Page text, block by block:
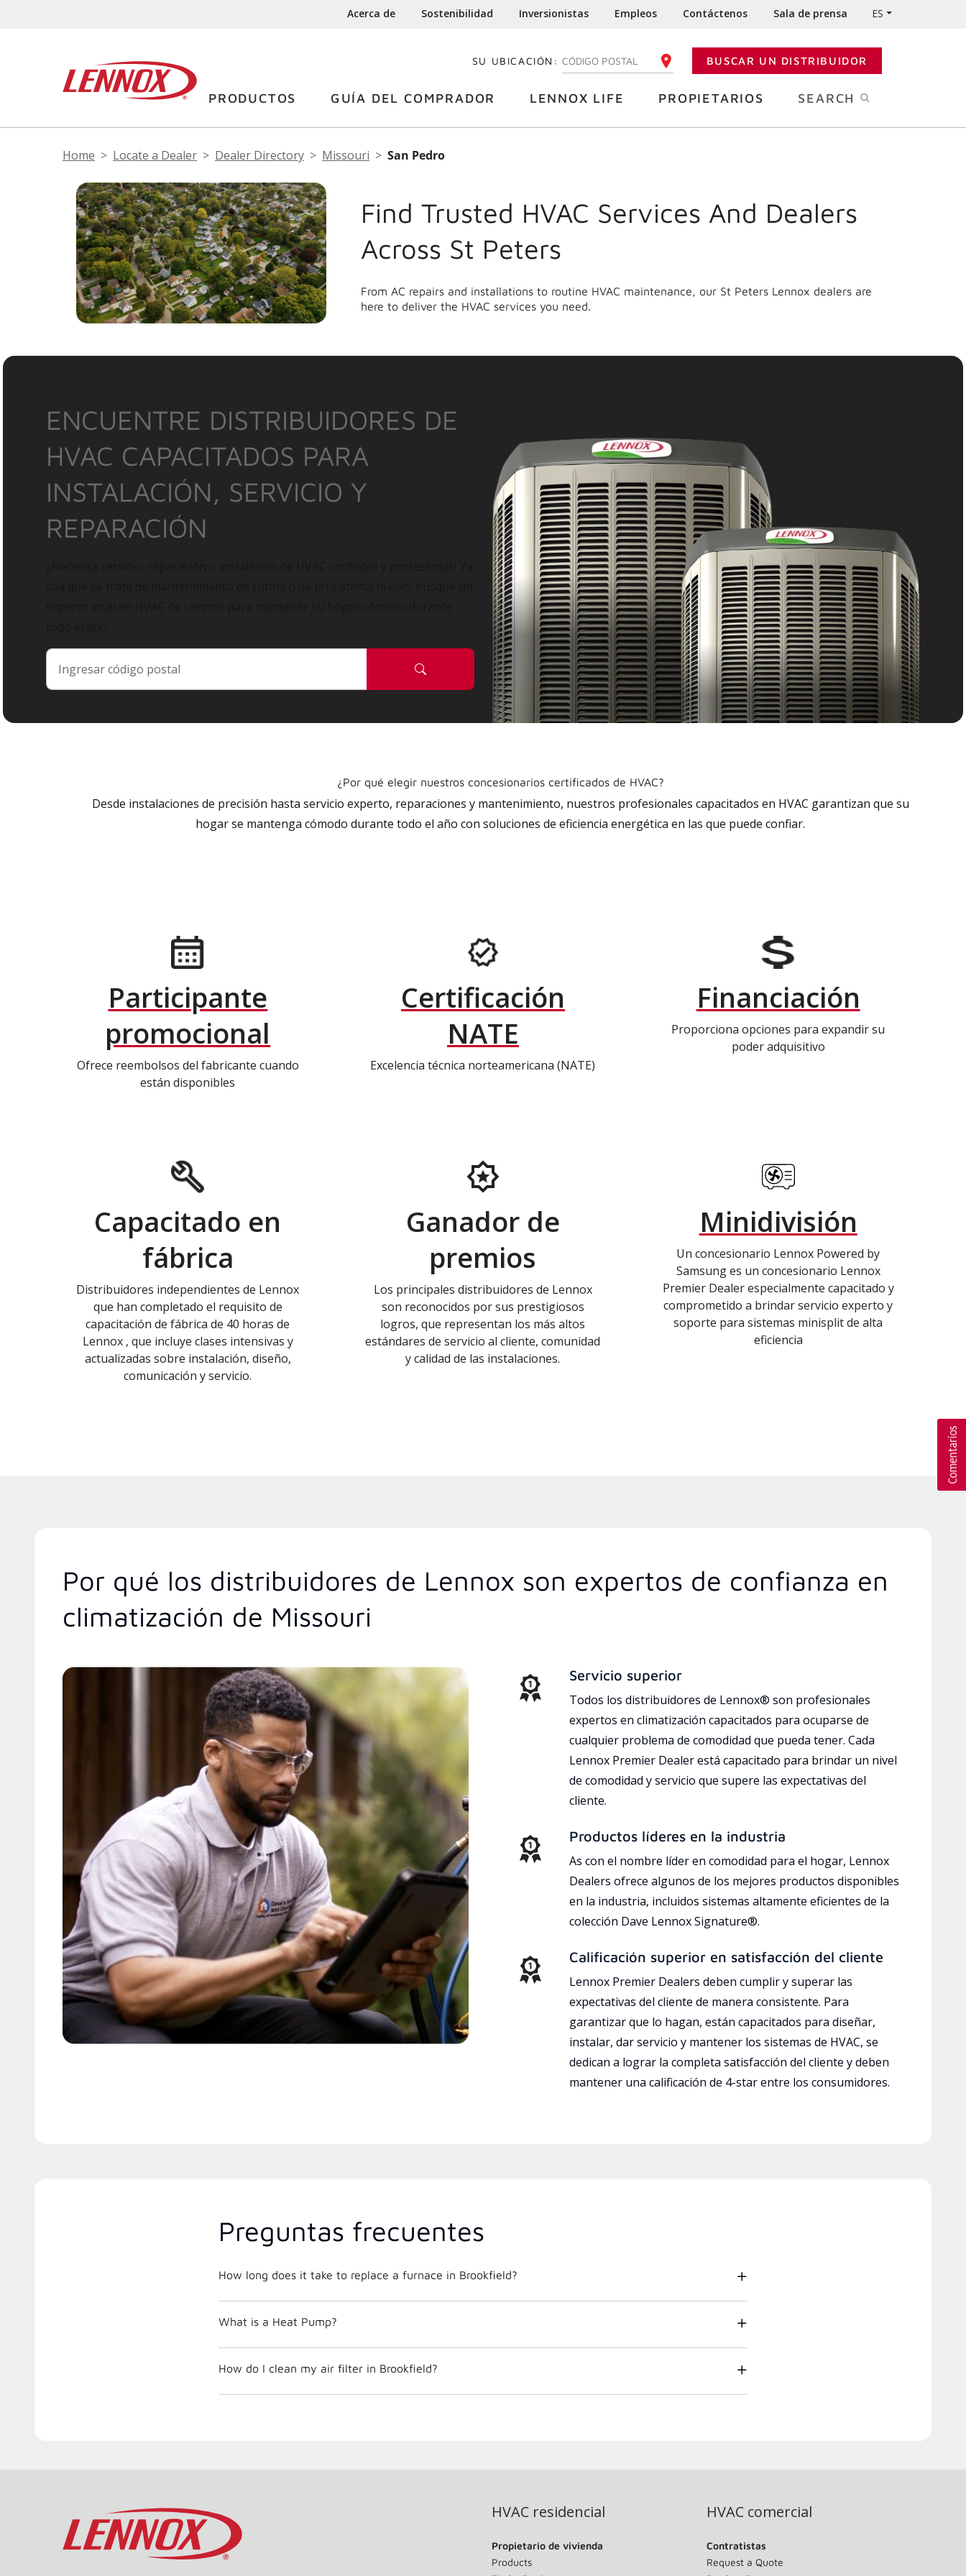
Acerca de Sostenibilidad Inversionistas Empleos Contáctenos Sala de prensa ES
SU UBICACIÓN: INGRESE SU CÓDIGO POSTAL BUSCAR UN DISTRIBUIDOR
PRODUCTOS GUÍA DEL COMPRADOR LENNOX LIFE PROPIETARIOS SEARCH
Home Locate a Dealer Dealer Directory Missouri San Pedro
Find Trusted HVAC Services And Dealers
Across St Peters
From AC repairs and installations to routine HVAC maintenance, our St Peters Lennox dealers are
here to deliver the HVAC services you need.
ENCUENTRE DISTRIBUIDORES DE
HVAC CAPACITADOS PARA
INSTALACIÓN, SERVICIO Y
REPARACIÓN
¿Por qué elegir nuestros concesionarios certificados de HVAC?
Desde instalaciones de precisión hasta servicio experto, reparaciones y mantenimiento, nuestros profesionales capacitados en HVAC garantizan que su
hogar se mantenga cómodo durante todo el año con soluciones de eficiencia energética en las que puede confiar.
Participante
promocional
Ofrece reembolsos del fabricante cuando
están disponibles
Certificación
NATE
Excelencia técnica norteamericana (NATE)
Financiación
Proporciona opciones para expandir su
poder adquisitivo
Capacitado en
fábrica
Distribuidores independientes de Lennox
que han completado el requisito de
capacitación de fábrica de 40 horas de
Lennox , que incluye clases intensivas y
actualizadas sobre instalación, diseño,
comunicación y servicio.
Ganador de
premios
Los principales distribuidores de Lennox
son reconocidos por sus prestigiosos
logros, que representan los más altos
estándares de servicio al cliente, comunidad
y calidad de las instalaciones.
Minidivisión
Un concesionario Lennox Powered by
Samsung es un concesionario Lennox
Premier Dealer especialmente capacitado y
comprometido a brindar servicio experto y
soporte para sistemas minisplit de alta
eficiencia
Por qué los distribuidores de Lennox son expertos de confianza en
climatización de Missouri
Servicio superior
Todos los distribuidores de Lennox® son profesionales
expertos en climatización capacitados para ocuparse de
cualquier problema de comodidad que pueda tener. Cada
Lennox Premier Dealer está capacitado para brindar un nivel
de comodidad y servicio que supere las expectativas del
cliente.
Productos líderes en la industria
As con el nombre líder en comodidad para el hogar, Lennox
Dealers ofrece algunos de los mejores productos disponibles
en la industria, incluidos sistemas altamente eficientes de la
colección Dave Lennox Signature®.
Calificación superior en satisfacción del cliente
Lennox Premier Dealers deben cumplir y superar las
expectativas del cliente de manera consistente. Para
garantizar que lo hagan, están capacitados para diseñar,
instalar, dar servicio y mantener los sistemas de HVAC, se
dedican a lograr la completa satisfacción del cliente y deben
mantener una calificación de 4-star entre los consumidores.
Preguntas frecuentes
How long does it take to replace a furnace in Brookfield?
What is a Heat Pump?
How do I clean my air filter in Brookfield?
HVAC residencial
Propietario de vivienda
Products
HVAC comercial
Contratistas
Request a Quote